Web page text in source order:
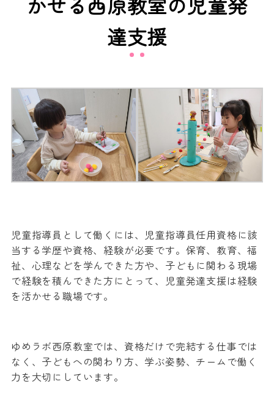
達支援
児童指導員として働くには、児童指導員任用資格に該
当する学歴や資格、経験が必要です。保育、教育、福
祉、心理などを学んできた方や、子どもに関わる現場
で経験を積んできた方にとって、児童発達支援は経験
を活かせる職場です。
ゆめラボ西原教室では、資格だけで完結する仕事では
なく、子どもへの関わり方、学ぶ姿勢、チームで働く
力を大切にしています。